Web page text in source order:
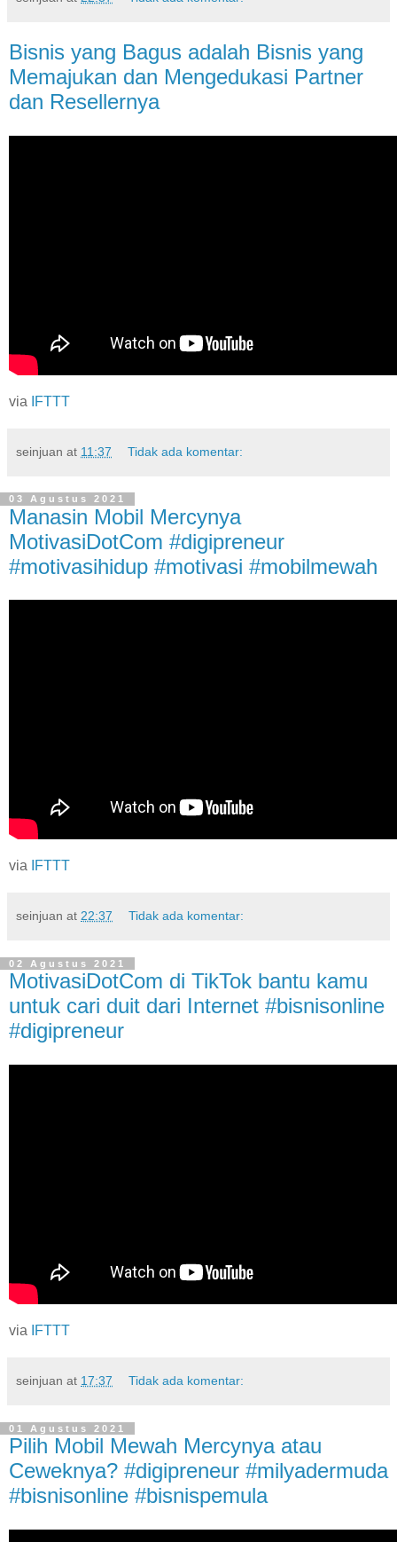
Bisnis yang Bagus adalah Bisnis yang
Memajukan dan Mengedukasi Partner
dan Resellernya
via IFTTT
seinjuan at 11:37 Tidak ada komentar:
03 Agustus 2021
Manasin Mobil Mercynya
MotivasiDotCom #digipreneur
#motivasihidup #motivasi #mobilmewah
via IFTTT
seinjuan at 22:37 Tidak ada komentar:
02 Agustus 2021
MotivasiDotCom di TikTok bantu kamu
untuk cari duit dari Internet #bisnisonline
#digipreneur
via IFTTT
seinjuan at 17:37 Tidak ada komentar:
01 Agustus 2021
Pilih Mobil Mewah Mercynya atau
Ceweknya? #digipreneur #milyadermuda
#bisnisonline #bisnispemula